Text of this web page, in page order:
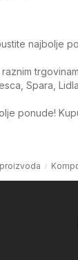
najbolje
Spara,
ponude!